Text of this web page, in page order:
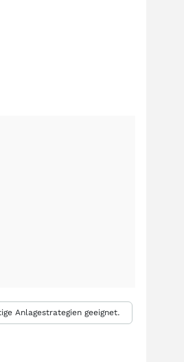
Anlagestrategien geeignet.